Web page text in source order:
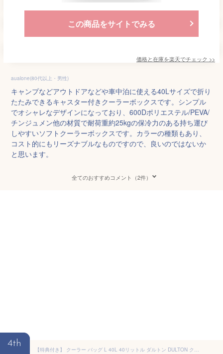
この商品をサイトでみる
価格と在庫を楽天でチェック >>
aualone(80代以上・男性)
キャンプなどアウトドアなどや車中泊に使える40Lサイズで折り
たたみできるキャスター付きクーラーボックスです。シンプル
でオシャレなデザインになっており、600Dポリエステル/PEVA/
チンジュメン他の材質で耐荷重約25kgの保冷力のある持ち運び
しやすいソフトクーラーボックスです。カラーの種類もあり、
コスト的にもリーズナブルなものですので、良いのではないか
と思います。
全てのおすすめコメント（2件）
4th
【特典付き】 クーラー バッグ L 40L 40リットル ダルトン DULTON クーラーボックス 保冷 キャンプ アウトドア レジャー BBQ 海水浴 行楽 ピクニック 収納 密閉 耐久性 テーブル レトロ アメリカン V23-0657L 【送料無料 ポイント10倍】